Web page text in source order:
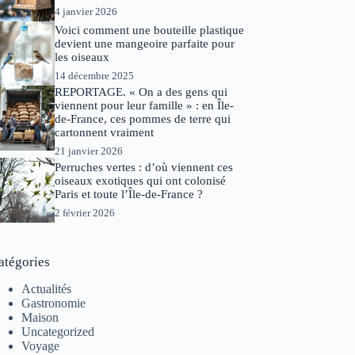
4 janvier 2026
Voici comment une bouteille plastique
devient une mangeoire parfaite pour
les oiseaux
14 décembre 2025
REPORTAGE. « On a des gens qui
viennent pour leur famille » : en Île-
de-France, ces pommes de terre qui
cartonnent vraiment
21 janvier 2026
Perruches vertes : d’où viennent ces
oiseaux exotiques qui ont colonisé
Paris et toute l’Île-de-France ?
2 février 2026
Actualités
Gastronomie
Maison
Uncategorized
Voyage